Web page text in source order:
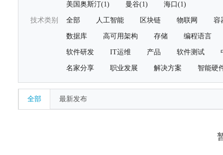
美国奥斯汀(1) 曼谷(1) 海口(1)
技术类别 全部 人工智能 区块链 物联网 容
数据库 高可用架构 存储 编程语言
软件研发 IT运维 产品 软件测试
名家分享 职业发展 解决方案 智能硬
全部 最新发布